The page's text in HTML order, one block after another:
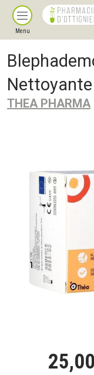
Menu
Nettoyante
THEA PHARMA
25,00